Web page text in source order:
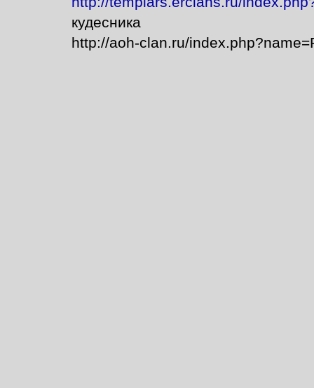
кудесника
http://aoh-clan.ru/